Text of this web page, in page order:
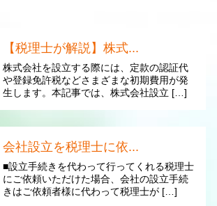
【税理士が解説】株式...
株式会社を設立する際には、定款の認証代
や登録免許税などさまざまな初期費用が発
生します。本記事では、株式会社設立 […]
会社設立を税理士に依...
■設立手続きを代わって行ってくれる税理士
にご依頼いただけた場合、会社の設立手続
きはご依頼者様に代わって税理士が […]